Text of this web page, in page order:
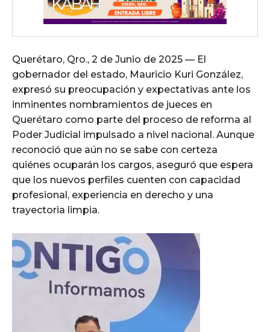
Querétaro, Qro., 2 de Junio de 2025 — El
gobernador del estado, Mauricio Kuri González,
expresó su preocupación y expectativas ante los
inminentes nombramientos de jueces en
Querétaro como parte del proceso de reforma al
Poder Judicial impulsado a nivel nacional. Aunque
reconoció que aún no se sabe con certeza
quiénes ocuparán los cargos, aseguró que espera
que los nuevos perfiles cuenten con capacidad
profesional, experiencia en derecho y una
trayectoria limpia.